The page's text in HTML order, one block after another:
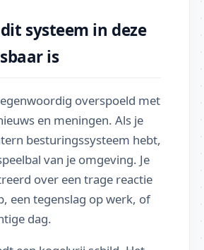
systeem in deze
is
overspoeld met
en meningen. Als je
besturingssysteem hebt,
van je omgeving. Je
over een trage reactie
een tegenslag op werk, of
dag.